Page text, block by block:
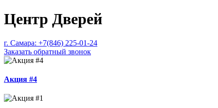
Центр Дверей
г. Самара: +7(846) 225-01-24
Заказать обратный звонок
Акция #4